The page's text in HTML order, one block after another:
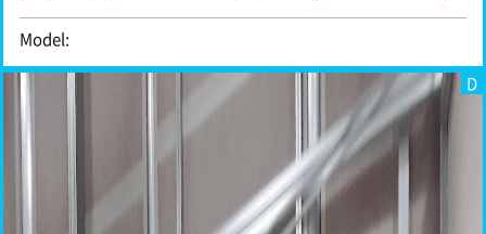
Model:
D